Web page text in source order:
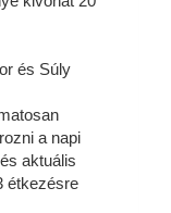
és Súly
a napi
aktuális
étkezésre